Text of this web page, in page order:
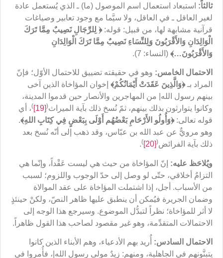
ثالثاً: استبعاد استعمال اسم الموصول (ما) ـ الذي يُستعمل عادة
لغير العاقل ـ في العاقل، ولا سيَّما مع وجود تعابير وصياغات
قرآنية مشابهة لها، من قبيل: قوله:﴿ لِلرِّجَالِ نَصِيبٌ مِمَّا تَرَكَ
الْوَالِدَانِ وَالأَقْرَبُونَ وَلِلنِّسَاءِ نَصِيبٌ مِمَّا تَرَكَ الْوَالِدَانِ
وَالأَقْرَبُونَ…﴾ (النساء: 7).
الاحتمال الخامس: وهو في حقيقته تضييق للاحتمال الأوّل؛ فإنّ
المراد بـ﴿وَالَّذِينَ عَقَدَتْ أَيْمَانُكُمْ﴾ إخوان المؤاخاة الذين آخى
بينهم رسول الله| من المهاجرين والأنصار حين قدموا المدينة،
وكانوا يتوارثون بذلك بينهم، ثمّ نُسخ ذلك بآية الميراث(
[19]
)، أي
قوله تعالى:﴿وَأُولُو الأَرْحَامِ بَعْضُهُم أَوْلَى بِبَعْضٍ فِي كِتَابِ اللهِ﴾.
وهو مرويٌّ عن عبد الله بن عبّاس، وقد ذهب إلى أنّه نُسخ بعد
ذلك بآية الفرائض(
[20]
)
.
ويُلاحَظ عليه: إنّ المؤاخاة من حيث هي ليست عَقْداً، وإنّما هي
التزامٌ أخلاقي، حتّى لو وصل إلى حدّ الوجوب واللزوم؛ لسبب
من الأسباب. أجل، إذا اشتملت المؤاخاة على عقد الموالاة
وضمان الجريرة فيُمكن أن ينطبق عليها ظاهر النصّ، ولكنْ حينئذٍ
لا أثر للمؤاخاة؛ نظراً لتبدُّل الموضوع. وسيرجع هذا الوجه إلى
الاحتمالات المتقدِّمة، وهو غير مقصود لصاحب هذا القول ظاهراً.
الاحتمال السادس: أُريد بهم الأدعياء، وهم الأبناء الذين كانوا
يتبنَّونهم في الجاهلية، ومنهم: زيدٌ مولى رسول الله|، فأُمروا في